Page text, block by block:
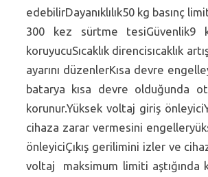
edebilirDayanıklılık50 kg basınç
300 kez sürtme tesiGüvenlik9
koruyucuSıcaklık direncisıcaklık
ayarını düzenlerKısa devre
batarya kısa devre olduğunda
korunur.Yüksek voltaj giriş
cihaza zarar vermesini
önleyiciÇıkış gerilimini izler ve
voltaj maksimum limiti aştığında